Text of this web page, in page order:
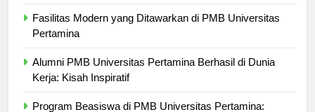
Fasilitas Modern yang Ditawarkan di PMB Universitas
Alumni PMB Universitas Pertamina Berhasil di Dunia